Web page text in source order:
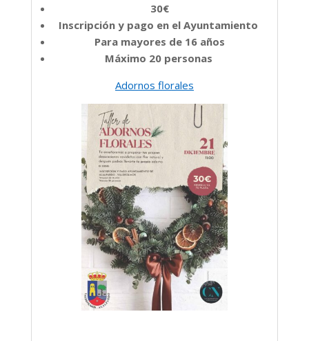
30€
Inscripción y pago en el Ayuntamiento
Para mayores de 16 años
Máximo 20 personas
Adornos florales